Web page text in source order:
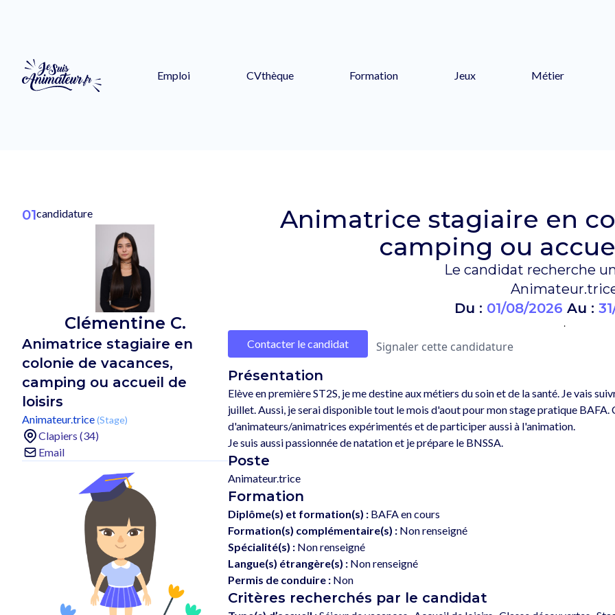
Emploi CVthèque Formation Jeux Métier
01candidature
Clémentine C.
Animatrice stagiaire en
colonie de vacances,
camping ou accueil de
loisirs
Animateur.trice(Stage)
Clapiers (34)
Email
Animatrice stagiaire en
camping ou
Le candidat recherche
Du : 01/08/2026 Au :
.
Contacter le candidat Signaler cette candidature
Présentation
Elève en première ST2S, je me destine aux métiers du soin et de la santé. Je vais
juillet. Aussi, je serai disponible tout le mois d'aout pour mon stage pratique
d'animateurs/animatrices expérimentés et de participer aussi à l'animation.
Poste
Animateur.trice
Formation
Diplôme(s) et formation(s) : BAFA en cours
Formation(s) complémentaire(s) : Non renseigné
Spécialité(s) : Non renseigné
Langue(s) étrangère(s) : Non renseigné
Permis de conduire : Non
Critères recherchés par le candidat